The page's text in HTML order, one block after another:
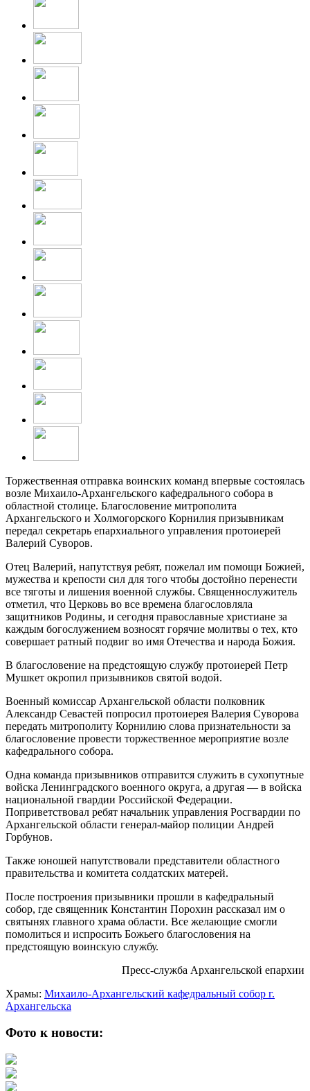
Торжественная отправка воинских команд впервые состоялась
возле Михаило-Архангельского кафедрального собора в
областной столице. Благословение митрополита
Архангельского и Холмогорского Корнилия призывникам
передал секретарь епархиального управления протоиерей
Валерий Суворов.
Отец Валерий, напутствуя ребят, пожелал им помощи Божией,
мужества и крепости сил для того чтобы достойно перенести
все тяготы и лишения военной службы. Священнослужитель
отметил, что Церковь во все времена благословляла
защитников Родины, и сегодня православные христиане за
каждым богослужением возносят горячие молитвы о тех, кто
совершает ратный подвиг во имя Отечества и народа Божия.
В благословение на предстоящую службу протоиерей Петр
Мушкет окропил призывников святой водой.
Военный комиссар Архангельской области полковник
Александр Севастей попросил протоиерея Валерия Суворова
передать митрополиту Корнилию слова признательности за
благословение провести торжественное мероприятие возле
кафедрального собора.
Одна команда призывников отправится служить в сухопутные
войска Ленинградского военного округа, а другая — в войска
национальной гвардии Российской Федерации.
Поприветствовал ребят начальник управления Росгвардии по
Архангельской области генерал-майор полиции Андрей
Горбунов.
Также юношей напутствовали представители областного
правительства и комитета солдатских матерей.
После построения призывники прошли в кафедральный
собор, где священник Константин Порохин рассказал им о
святынях главного храма области. Все желающие смогли
помолиться и испросить Божьего благословения на
предстоящую воинскую службу.
Пресс-служба Архангельской епархии
Храмы: Михаило-Архангельский кафедральный собор г.
Архангельска
Фото к новости: